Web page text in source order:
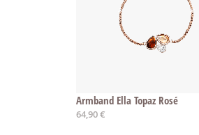
Armband Ella Topaz Rosé
64,90 €